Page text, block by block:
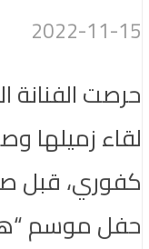
2022-11-15
حرصت الفنانة
لقاء زميلها
كفوري، قبل
حفل موسم